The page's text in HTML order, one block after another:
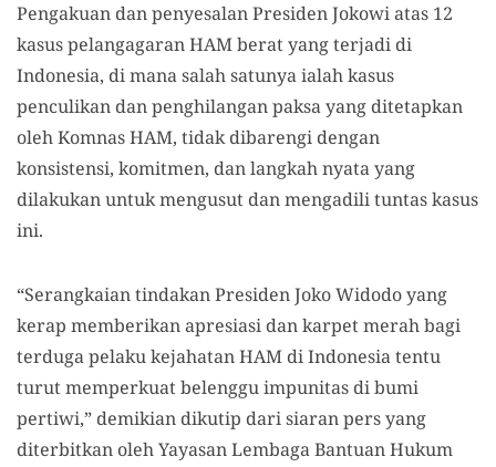
Pengakuan dan penyesalan Presiden Jokowi atas 12
kasus pelangagaran HAM berat yang terjadi di
Indonesia, di mana salah satunya ialah kasus
penculikan dan penghilangan paksa yang ditetapkan
oleh Komnas HAM, tidak dibarengi dengan
konsistensi, komitmen, dan langkah nyata yang
dilakukan untuk mengusut dan mengadili tuntas kasus
ini.
“Serangkaian tindakan Presiden Joko Widodo yang
kerap memberikan apresiasi dan karpet merah bagi
terduga pelaku kejahatan HAM di Indonesia tentu
turut memperkuat belenggu impunitas di bumi
pertiwi,” demikian dikutip dari siaran pers yang
diterbitkan oleh Yayasan Lembaga Bantuan Hukum